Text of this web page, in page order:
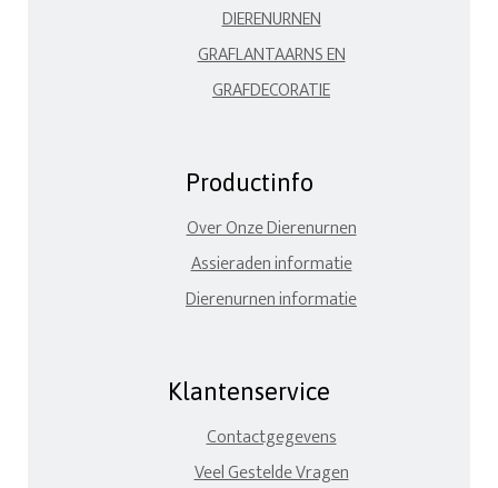
DIERENURNEN
GRAFLANTAARNS EN
GRAFDECORATIE
Productinfo
Over Onze Dierenurnen
Assieraden informatie
Dierenurnen informatie
Klantenservice
Contactgegevens
Veel Gestelde Vragen